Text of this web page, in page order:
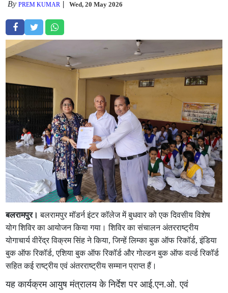
ByPREM KUMAR Wed, 20 May 2026
बलरामपुर।बलरामपुर मॉडर्न इंटर कॉलेज में बुधवार को एक दिवसीय विशेष
योग शिविर का आयोजन किया गया। शिविर का संचालन अंतरराष्ट्रीय
योगाचार्य वीरेंद्र विक्रम सिंह ने किया, जिन्हें लिम्का बुक ऑफ रिकॉर्ड, इंडिया
बुक ऑफ रिकॉर्ड, एशिया बुक ऑफ रिकॉर्ड और गोल्डन बुक ऑफ वर्ल्ड रिकॉर्ड
सहित कई राष्ट्रीय एवं अंतरराष्ट्रीय सम्मान प्राप्त हैं।
यह कार्यक्रम आयुष मंत्रालय के निर्देश पर आई.एन.ओ. एवं